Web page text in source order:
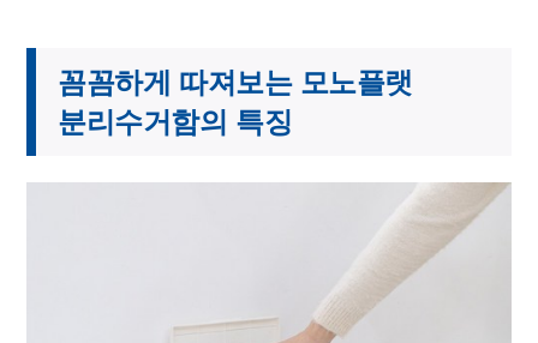
꼼꼼하게 따져보는 모노플랫
분리수거함의 특징